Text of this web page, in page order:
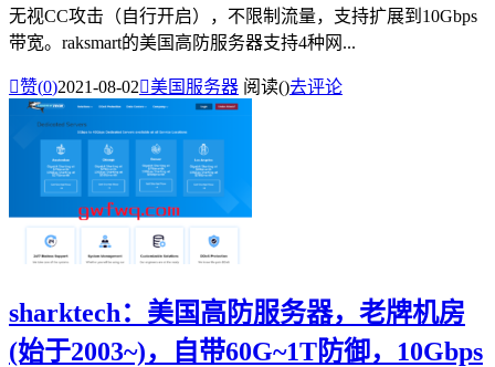
无视CC攻击（自行开启），不限制流量，支持扩展到10Gbps
带宽。raksmart的美国高防服务器支持4种网...
赞(0)2021-08-02美国服务器 阅读()去评论
sharktech：美国高防服务器，老牌机房
(始于2003~)，自带60G~1T防御，10Gbps